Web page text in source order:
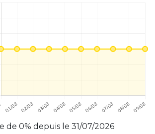
prix pour une pause vape
moment de la journée.
de 0% depuis le 31/07/2026